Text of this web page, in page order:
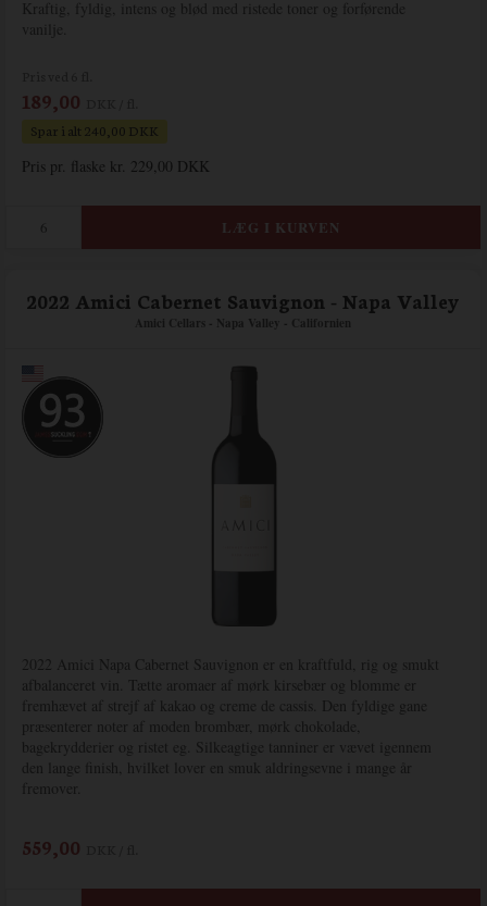
Kraftig, fyldig, intens og blød med ristede toner og forførende
vanilje.
189,00
Spar i alt 240,00 DKK
Pris pr. flaske kr. 229,00 DKK
2022 Amici Cabernet Sauvignon - Napa Valley
Amici Cellars - Napa Valley - Californien
2022 Amici Napa Cabernet Sauvignon er en kraftfuld, rig og smukt
afbalanceret vin. Tætte aromaer af mørk kirsebær og blomme er
fremhævet af strejf af kakao og creme de cassis. Den fyldige gane
præsenterer noter af moden brombær, mørk chokolade,
bagekrydderier og ristet eg. Silkeagtige tanniner er vævet igennem
den lange finish, hvilket lover en smuk aldringsevne i mange år
fremover.
559,00